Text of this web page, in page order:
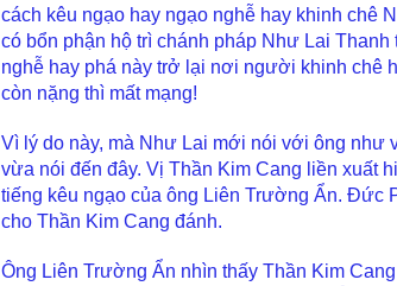
cách kêu ngạo hay ngạo nghễ hay khinh chê
có bổn phận hộ trì chánh pháp Như Lai
nghễ hay phá này trở lại nơi người khinh chê
còn nặng thì mất mạng!
Vì lý do này, mà Như Lai mới nói với ông như
vừa nói đến đây. Vị Thần Kim Cang liền xuất
tiếng kêu ngạo của ông Liên Trường Ẩn. Đức
cho Thần Kim Cang đánh.
Ông Liên Trường Ẩn nhìn thấy Thần Kim